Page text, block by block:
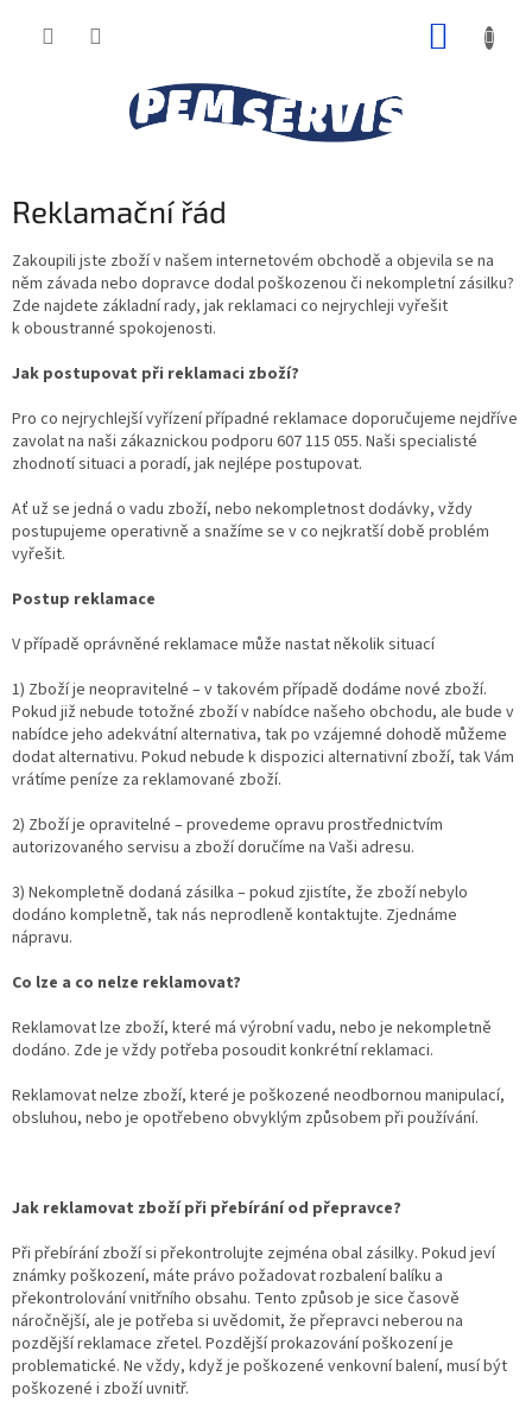
Reklamační řád
Zakoupili jste zboží v našem internetovém obchodě a objevila se na
něm závada nebo dopravce dodal poškozenou či nekompletní zásilku?
Zde najdete základní rady, jak reklamaci co nejrychleji vyřešit
k oboustranné spokojenosti.
Jak postupovat při reklamaci zboží?
Pro co nejrychlejší vyřízení případné reklamace doporučujeme nejdříve
zavolat na naši zákaznickou podporu 607 115 055. Naši specialisté
zhodnotí situaci a poradí, jak nejlépe postupovat.
Ať už se jedná o vadu zboží, nebo nekompletnost dodávky, vždy
postupujeme operativně a snažíme se v co nejkratší době problém
vyřešit.
Postup reklamace
V případě oprávněné reklamace může nastat několik situací
1) Zboží je neopravitelné – v takovém případě dodáme nové zboží.
Pokud již nebude totožné zboží v nabídce našeho obchodu, ale bude v
nabídce jeho adekvátní alternativa, tak po vzájemné dohodě můžeme
dodat alternativu. Pokud nebude k dispozici alternativní zboží, tak Vám
vrátíme peníze za reklamované zboží.
2) Zboží je opravitelné – provedeme opravu prostřednictvím
autorizovaného servisu a zboží doručíme na Vaši adresu.
3) Nekompletně dodaná zásilka – pokud zjistíte, že zboží nebylo
dodáno kompletně, tak nás neprodleně kontaktujte. Zjednáme
nápravu.
Co lze a co nelze reklamovat?
Reklamovat lze zboží, které má výrobní vadu, nebo je nekompletně
dodáno. Zde je vždy potřeba posoudit konkrétní reklamaci.
Reklamovat nelze zboží, které je poškozené neodbornou manipulací,
obsluhou, nebo je opotřebeno obvyklým způsobem při používání.
Jak reklamovat zboží při přebírání od přepravce?
Při přebírání zboží si překontrolujte zejména obal zásilky. Pokud jeví
známky poškození, máte právo požadovat rozbalení balíku a
překontrolování vnitřního obsahu. Tento způsob je sice časově
náročnější, ale je potřeba si uvědomit, že přepravci neberou na
pozdější reklamace zřetel. Pozdější prokazování poškození je
problematické. Ne vždy, když je poškozené venkovní balení, musí být
poškozené i zboží uvnitř.